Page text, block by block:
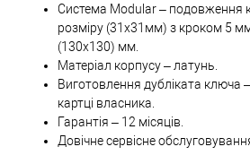
Система Modular – подовження
розміру (31х31мм) з кроком 5
(130х130) мм.
Матеріал корпусу – латунь.
Виготовлення дубліката ключа
картці власника.
Гарантія – 12 місяців.
Довічне сервісне